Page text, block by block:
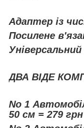
Адаптер із
Посилене
ДВА ВІДЕ
No 1
50 см = 279 грн